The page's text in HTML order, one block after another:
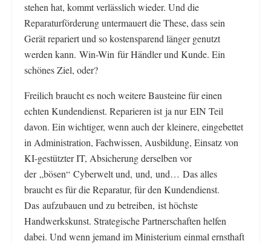
stehen hat, kommt verlässlich wieder. Und die
Reparaturförderung untermauert die These, dass sein
Gerät repariert und so kostensparend länger genutzt
werden kann. Win-Win für Händler und Kunde. Ein
schönes Ziel, oder?
Freilich braucht es noch weitere Bausteine für einen
echten Kundendienst. Reparieren ist ja nur EIN Teil
davon. Ein wichtiger, wenn auch der kleinere, eingebettet
in Administration, Fachwissen, Ausbildung, Einsatz von
KI-gestützter IT, Absicherung derselben vor
der „bösen“ Cyberwelt und, und, und… Das alles
braucht es für die Reparatur, für den Kundendienst.
Das aufzubauen und zu betreiben, ist höchste
Handwerkskunst. Strategische Partnerschaften helfen
dabei. Und wenn jemand im Ministerium einmal ernsthaft